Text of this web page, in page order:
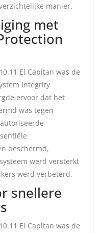
manier.
met
El Capitan was de
Integrity
ervoor dat het
was tegen
beschermd,
werd versterkt
werd verbeterd.
snellere
El Capitan was de